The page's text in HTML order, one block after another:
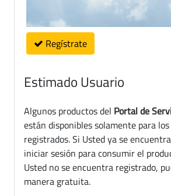
Regístrate
Estimado Usuario
Algunos productos del Portal de
están disponibles solamente para
registrados. Si Usted ya se
iniciar sesión para consumir el
Usted no se encuentra registrado,
manera gratuita.